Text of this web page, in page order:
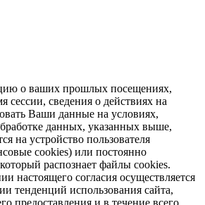
о ваших прошлых посещениях,
сведения о действиях на
Ваши данные на условиях,
данных, указанных выше,
на устройство пользователя
cookies) или постоянно
распознает файлы cookies.
настоящего согласия осуществляется
тенденций использования сайта,
предоставления и в течение всего